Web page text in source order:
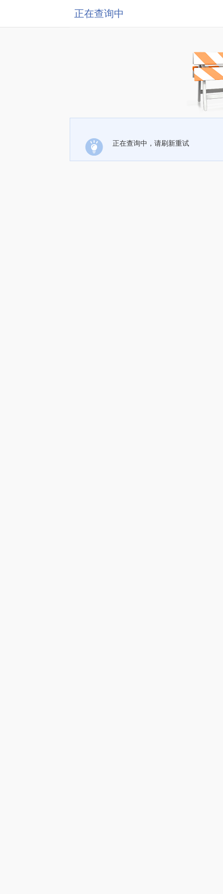
正在查询中
正在查询中，请刷新重试